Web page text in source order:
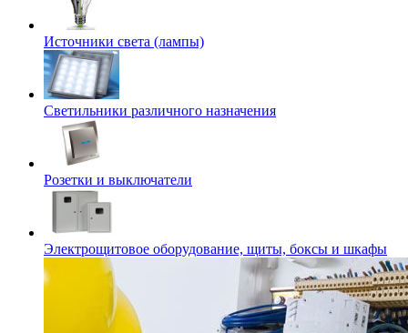
Источники света (лампы)
Светильники различного назначения
Розетки и выключатели
Электрощитовое оборудование, щиты, боксы и шкафы